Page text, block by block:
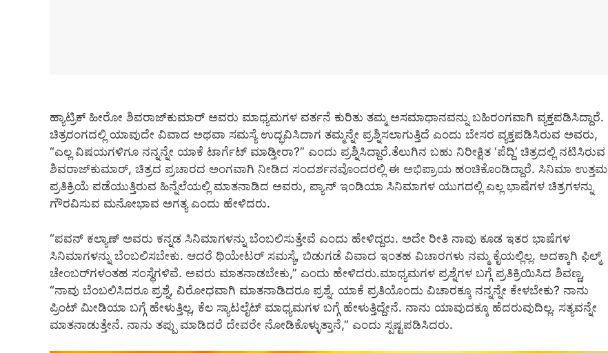
ಹ್ಯಾಟ್ರಿಕ್ ಹೀರೋ ಶಿವರಾಜ್‌ಕುಮಾರ್ ಅವರು ಮಾಧ್ಯಮಗಳ ವರ್ತನೆ ಕುರಿತು ತಮ್ಮ ಅಸಮಾಧಾನವನ್ನು ಬಹಿರಂಗವಾಗಿ ವ್ಯಕ್ತಪಡಿಸಿದ್ದಾರೆ.
ಚಿತ್ರರಂಗದಲ್ಲಿ ಯಾವುದೇ ವಿವಾದ ಅಥವಾ ಸಮಸ್ಯೆ ಉದ್ಭವಿಸಿದಾಗ ತಮ್ಮನ್ನೇ ಪ್ರಶ್ನಿಸಲಾಗುತ್ತಿದೆ ಎಂದು ಬೇಸರ ವ್ಯಕ್ತಪಡಿಸಿರುವ ಅವರು,
“ಎಲ್ಲ ವಿಷಯಗಳಿಗೂ ನನ್ನನ್ನೇ ಯಾಕೆ ಟಾರ್ಗೆಟ್ ಮಾಡ್ತೀರಾ?” ಎಂದು ಪ್ರಶ್ನಿಸಿದ್ದಾರೆ.ತೆಲುಗಿನ ಬಹು ನಿರೀಕ್ಷಿತ ‘ಪೆದ್ದಿ’ ಚಿತ್ರದಲ್ಲಿ ನಟಿಸಿರುವ
ಶಿವರಾಜ್‌ಕುಮಾರ್, ಚಿತ್ರದ ಪ್ರಚಾರದ ಅಂಗವಾಗಿ ನೀಡಿದ ಸಂದರ್ಶನವೊಂದರಲ್ಲಿ ಈ ಅಭಿಪ್ರಾಯ ಹಂಚಿಕೊಂಡಿದ್ದಾರೆ. ಸಿನಿಮಾ ಉತ್ತಮ
ಪ್ರತಿಕ್ರಿಯೆ ಪಡೆಯುತ್ತಿರುವ ಹಿನ್ನೆಲೆಯಲ್ಲಿ ಮಾತನಾಡಿದ ಅವರು, ಪ್ಯಾನ್ ಇಂಡಿಯಾ ಸಿನಿಮಾಗಳ ಯುಗದಲ್ಲಿ ಎಲ್ಲ ಭಾಷೆಗಳ ಚಿತ್ರಗಳನ್ನು
ಗೌರವಿಸುವ ಮನೋಭಾವ ಅಗತ್ಯ ಎಂದು ಹೇಳಿದರು.
“ಪವನ್ ಕಲ್ಯಾಣ್ ಅವರು ಕನ್ನಡ ಸಿನಿಮಾಗಳನ್ನು ಬೆಂಬಲಿಸುತ್ತೇವೆ ಎಂದು ಹೇಳಿದ್ದರು. ಅದೇ ರೀತಿ ನಾವು ಕೂಡ ಇತರ ಭಾಷೆಗಳ
ಸಿನಿಮಾಗಳನ್ನು ಬೆಂಬಲಿಸಬೇಕು. ಆದರೆ ಥಿಯೇಟರ್ ಸಮಸ್ಯೆ, ಬಿಡುಗಡೆ ವಿವಾದ ಇಂತಹ ವಿಚಾರಗಳು ನಮ್ಮ ಕೈಯಲ್ಲಿಲ್ಲ. ಅದಕ್ಕಾಗಿ ಫಿಲ್ಮ್
ಚೇಂಬರ್‌ಗಳಂತಹ ಸಂಸ್ಥೆಗಳಿವೆ. ಅವರು ಮಾತನಾಡಬೇಕು,” ಎಂದು ಹೇಳಿದರು.ಮಾಧ್ಯಮಗಳ ಪ್ರಶ್ನೆಗಳ ಬಗ್ಗೆ ಪ್ರತಿಕ್ರಿಯಿಸಿದ ಶಿವಣ್ಣ,
“ನಾವು ಬೆಂಬಲಿಸಿದರೂ ಪ್ರಶ್ನೆ, ವಿರೋಧವಾಗಿ ಮಾತನಾಡಿದರೂ ಪ್ರಶ್ನೆ. ಯಾಕೆ ಪ್ರತಿಯೊಂದು ವಿಚಾರಕ್ಕೂ ನನ್ನನ್ನೇ ಕೇಳಬೇಕು? ನಾನು
ಪ್ರಿಂಟ್ ಮೀಡಿಯಾ ಬಗ್ಗೆ ಹೇಳುತ್ತಿಲ್ಲ, ಕೆಲ ಸ್ಯಾಟಲೈಟ್ ಮಾಧ್ಯಮಗಳ ಬಗ್ಗೆ ಹೇಳುತ್ತಿದ್ದೇನೆ. ನಾನು ಯಾವುದಕ್ಕೂ ಹೆದರುವುದಿಲ್ಲ. ಸತ್ಯವನ್ನೇ
ಮಾತನಾಡುತ್ತೇನೆ. ನಾನು ತಪ್ಪು ಮಾಡಿದರೆ ದೇವರೇ ನೋಡಿಕೊಳ್ಳುತ್ತಾನೆ,” ಎಂದು ಸ್ಪಷ್ಟಪಡಿಸಿದರು.